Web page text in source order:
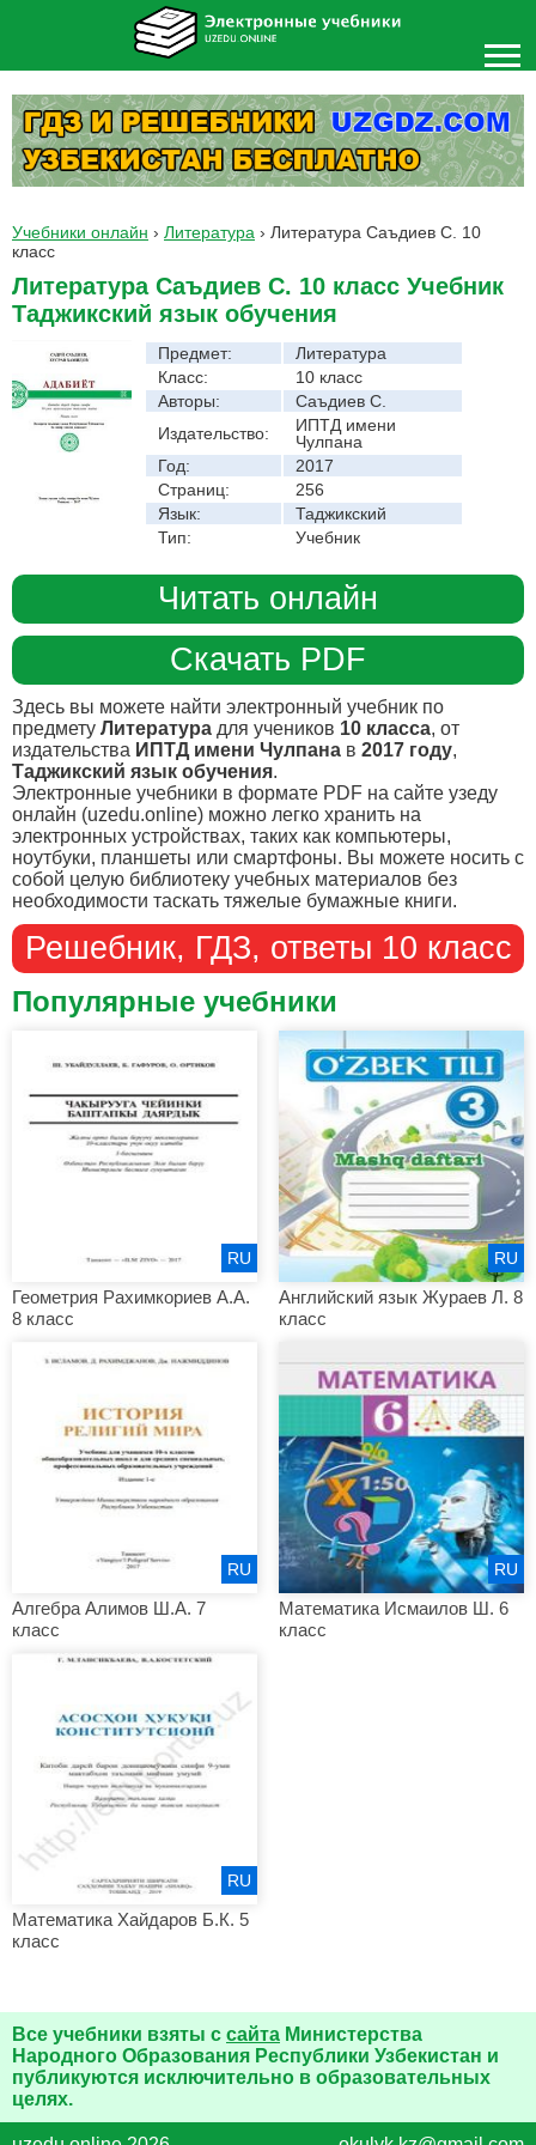
Учебники онлайн › Литература › Литература Саъдиев С. 10
класс
Литература Саъдиев С. 10 класс Учебник
Таджикский язык обучения
Предмет:
Литература
Класс:
10 класс
Авторы:
Саъдиев С.
Издательство:
ИПТД имени
Чулпана
Год:
2017
Страниц:
256
Язык:
Таджикский
Тип:
Учебник
Читать онлайн
Скачать PDF
Здесь вы можете найти электронный учебник по
предмету Литература для учеников 10 класса, от
издательства ИПТД имени Чулпана в 2017 году,
Таджикский язык обучения.
Электронные учебники в формате PDF на сайте узеду
онлайн (uzedu.online) можно легко хранить на
электронных устройствах, таких как компьютеры,
ноутбуки, планшеты или смартфоны. Вы можете носить с
собой целую библиотеку учебных материалов без
необходимости таскать тяжелые бумажные книги.
Решебник, ГДЗ, ответы 10 класс
Популярные учебники
Геометрия Рахимкориев А.А.
8 класс
RU
Английский язык Жураев Л. 8
класс
RU
Алгебра Алимов Ш.А. 7
класс
RU
Математика Исмаилов Ш. 6
класс
RU
Математика Хайдаров Б.К. 5
класс
RU
Все учебники взяты с сайта Министерства
Народного Образования Республики Узбекистан и
публикуются исключительно в образовательных
целях.